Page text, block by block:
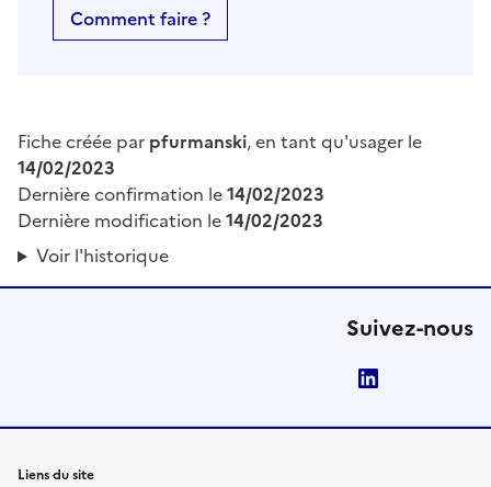
Comment faire ?
Fiche créée par pfurmanski, en tant qu'usager le
14/02/2023
Dernière confirmation le14/02/2023
Dernière modification le14/02/2023
Voir l'historique
Suivez-nous
Liens du site